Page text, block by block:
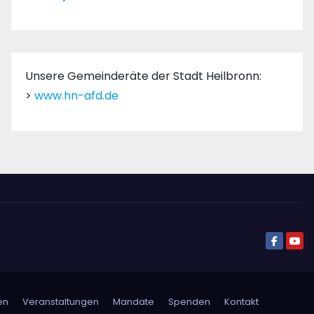
Unsere Gemeinderäte der Stadt Heilbronn:
> www.hn-afd.de
Veranstaltungen Mandate Spenden Kontakt